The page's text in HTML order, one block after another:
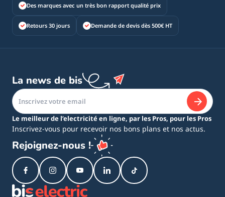
Des marques avec un très bon rapport qualité prix
Retours 30 jours Demande de devis dès 500€ HT
La news de bis
Le meilleur de l’electricité en ligne, par les Pros, pour les Pros
Inscrivez-vous pour recevoir nos bons plans et nos actus.
Rejoignez-nous !